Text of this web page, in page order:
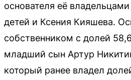
основателя её
детей и Ксения Кияшева.
собственником с долей
младший сын Артур
который ранее владел